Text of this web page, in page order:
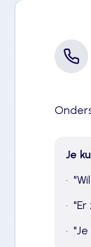
Je
• "
• "Er
• "